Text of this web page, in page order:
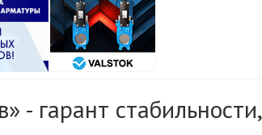
- гарант стабильности,